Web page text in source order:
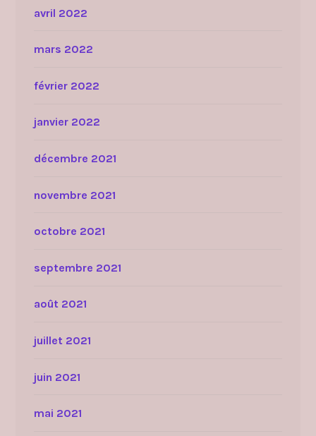
avril 2022
mars 2022
février 2022
janvier 2022
décembre 2021
novembre 2021
octobre 2021
septembre 2021
août 2021
juillet 2021
juin 2021
mai 2021